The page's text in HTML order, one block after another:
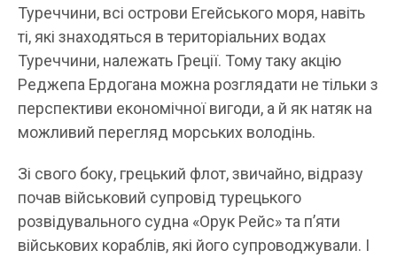
Туреччини, всі острови Егейського моря, навіть
ті, які знаходяться в територіальних водах
Туреччини, належать Греції. Тому таку акцію
Реджепа Ердогана можна розглядати не тільки з
перспективи економічної вигоди, а й як натяк на
можливий перегляд морських володінь.
Зі свого боку, грецький флот, звичайно, відразу
почав військовий супровід турецького
розвідувального судна «Орук Рейс» та п’яти
військових кораблів, які його супроводжували. І